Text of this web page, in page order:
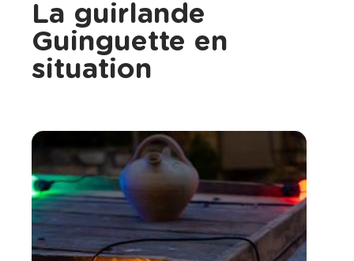
La guirlande
Guinguette en
situation